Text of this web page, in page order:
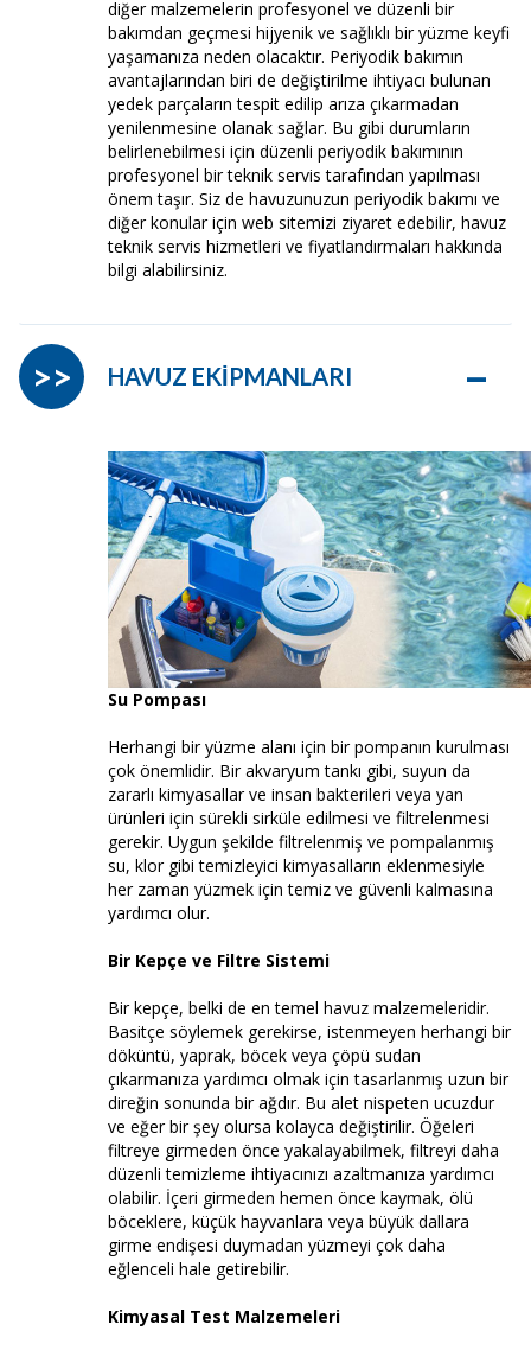
diğer malzemelerin profesyonel ve düzenli bir
bakımdan geçmesi hijyenik ve sağlıklı bir yüzme keyfi
yaşamanıza neden olacaktır. Periyodik bakımın
avantajlarından biri de değiştirilme ihtiyacı bulunan
yedek parçaların tespit edilip arıza çıkarmadan
yenilenmesine olanak sağlar. Bu gibi durumların
belirlenebilmesi için düzenli periyodik bakımının
profesyonel bir teknik servis tarafından yapılması
önem taşır. Siz de havuzunuzun periyodik bakımı ve
diğer konular için web sitemizi ziyaret edebilir, havuz
teknik servis hizmetleri ve fiyatlandırmaları hakkında
bilgi alabilirsiniz.
HAVUZ EKİPMANLARI –
>>
Su Pompası
Herhangi bir yüzme alanı için bir pompanın kurulması
çok önemlidir. Bir akvaryum tankı gibi, suyun da
zararlı kimyasallar ve insan bakterileri veya yan
ürünleri için sürekli sirküle edilmesi ve filtrelenmesi
gerekir. Uygun şekilde filtrelenmiş ve pompalanmış
su, klor gibi temizleyici kimyasalların eklenmesiyle
her zaman yüzmek için temiz ve güvenli kalmasına
yardımcı olur.
Bir Kepçe ve Filtre Sistemi
Bir kepçe, belki de en temel havuz malzemeleridir.
Basitçe söylemek gerekirse, istenmeyen herhangi bir
döküntü, yaprak, böcek veya çöpü sudan
çıkarmanıza yardımcı olmak için tasarlanmış uzun bir
direğin sonunda bir ağdır. Bu alet nispeten ucuzdur
ve eğer bir şey olursa kolayca değiştirilir. Öğeleri
filtreye girmeden önce yakalayabilmek, filtreyi daha
düzenli temizleme ihtiyacınızı azaltmanıza yardımcı
olabilir. İçeri girmeden hemen önce kaymak, ölü
böceklere, küçük hayvanlara veya büyük dallara
girme endişesi duymadan yüzmeyi çok daha
eğlenceli hale getirebilir.
Kimyasal Test Malzemeleri